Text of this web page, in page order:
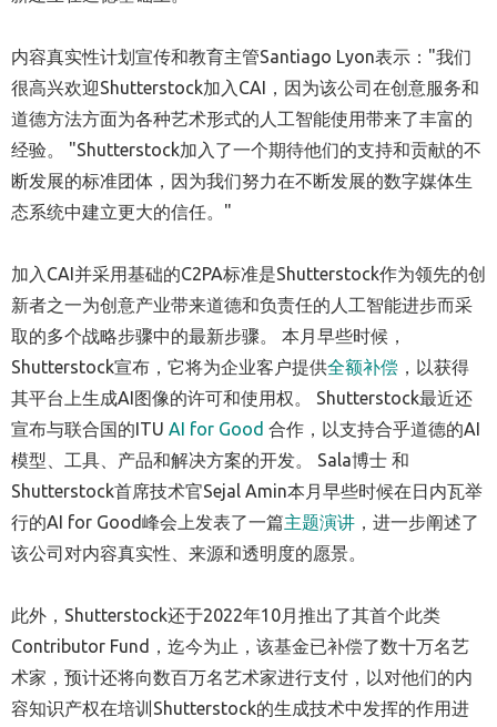
内容真实性计划宣传和教育主管Santiago Lyon表示："我们
很高兴欢迎Shutterstock加入CAI，因为该公司在创意服务和
道德方法方面为各种艺术形式的人工智能使用带来了丰富的
经验。 "Shutterstock加入了一个期待他们的支持和贡献的不
断发展的标准团体，因为我们努力在不断发展的数字媒体生
态系统中建立更大的信任。"
加入CAI并采用基础的C2PA标准是Shutterstock作为领先的创
新者之一为创意产业带来道德和负责任的人工智能进步而采
取的多个战略步骤中的最新步骤。 本月早些时候，
Shutterstock宣布，它将为企业客户提供全额补偿 ，以获得
其平台上生成AI图像的许可和使用权。 Shutterstock最近还
宣布与联合国的ITU AI for Good 合作，以支持合乎道德的AI
模型、工具、产品和解决方案的开发。 Sala博士 和
Shutterstock首席技术官Sejal Amin本月早些时候在日内瓦举
行的AI for Good峰会上发表了一篇主题演讲 ，进一步阐述了
该公司对内容真实性、来源和透明度的愿景。
此外，Shutterstock还于2022年10月推出了其首个此类
Contributor Fund，迄今为止，该基金已补偿了数十万名艺
术家，预计还将向数百万名艺术家进行支付，以对他们的内
容知识产权在培训Shutterstock的生成技术中发挥的作用进